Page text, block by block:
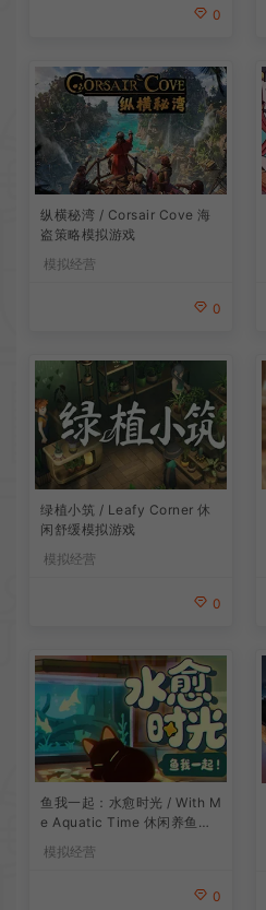
0
纵横秘湾 / Corsair Cove 海
盗策略模拟游戏
模拟经营
0
绿植小筑 / Leafy Corner 休
闲舒缓模拟游戏
模拟经营
0
鱼我一起：水愈时光 / With M
e Aquatic Time 休闲养鱼游
戏
模拟经营
0